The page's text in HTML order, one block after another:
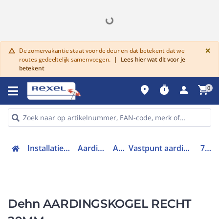
warning De zomervakantie staat voor de deur en dat betekent dat we
routes gedeeltelijk samenvoegen. |
Lees hier wat dit voor je
betekent
×
place timer person shopping_cart0
Installatiemateriaal en buizen Aardingsmaterialen Aarding Vastpunt aardings- en kortsluitvoorziening 754200
Dehn AARDINGSKOGEL RECHT